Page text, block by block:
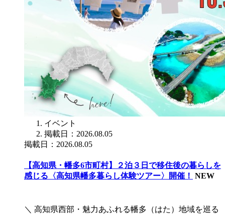
イベント
掲載日：2026.08.05
掲載日：2026.08.05
【高知県・幡多6市町村】２泊３日で移住後の暮らしを
感じる〈高知県幡多暮らし体験ツアー〉開催！ NEW
＼ 高知県西部・魅力あふれる幡多（はた）地域を巡る